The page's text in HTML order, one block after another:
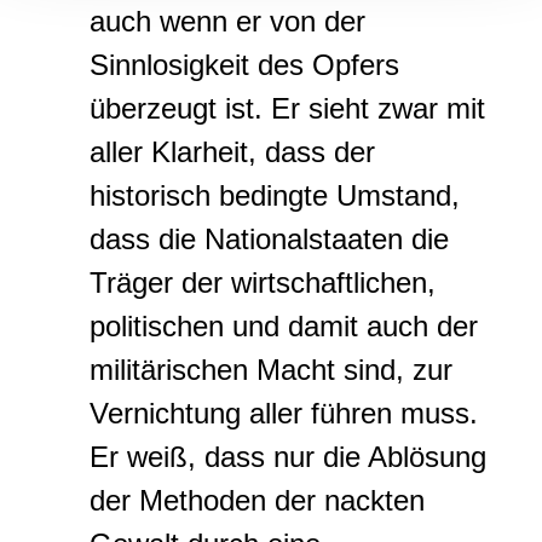
auch wenn er von der
Sinnlosigkeit des Opfers
überzeugt ist. Er sieht zwar mit
aller Klarheit, dass der
historisch bedingte Umstand,
dass die Nationalstaaten die
Träger der wirtschaftlichen,
politischen und damit auch der
militärischen Macht sind, zur
Vernichtung aller führen muss.
Er weiß, dass nur die Ablösung
der Methoden der nackten